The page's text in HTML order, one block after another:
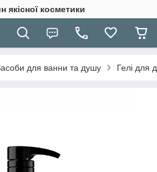
якісної косметики
для ванни та душу Гелі для